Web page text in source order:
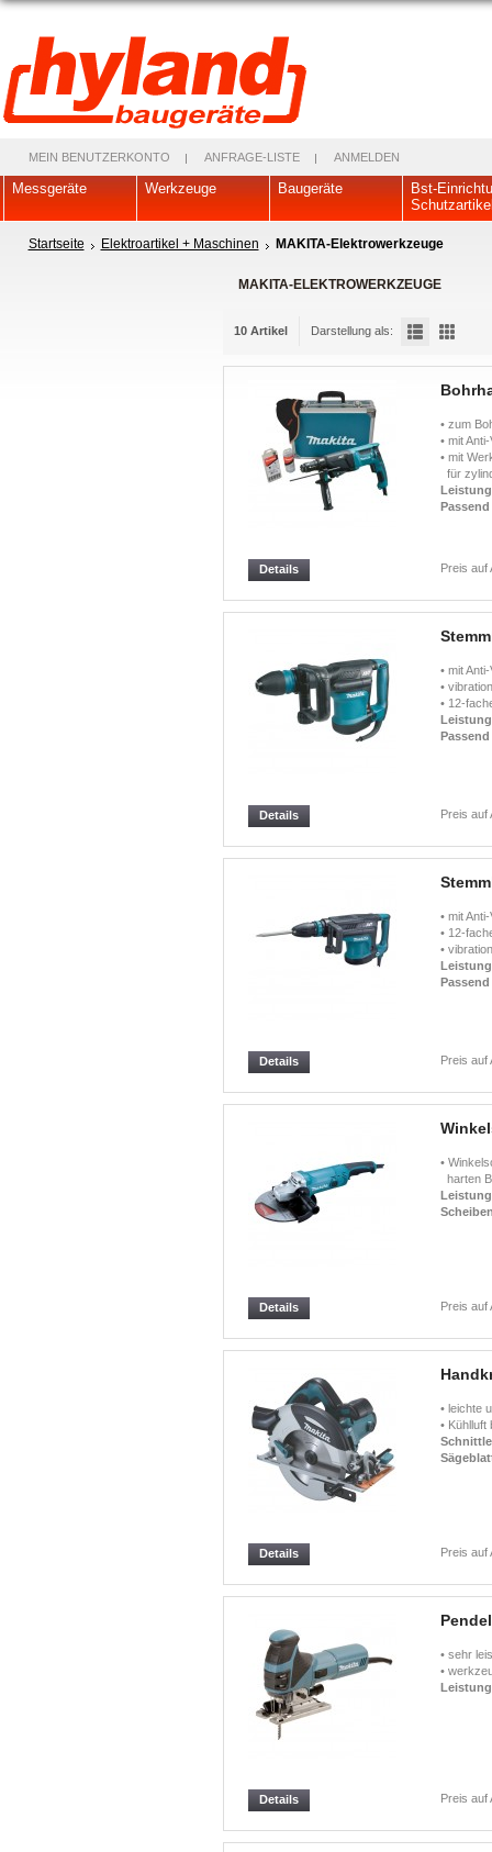
MEIN BENUTZERKONTO ANFRAGE-LISTE ANMELDEN
Messgeräte Werkzeuge Baugeräte
Bst-
Startseite Elektroartikel + Maschinen MAKITA-Elektrowerkzeuge
MAKITA-ELEKTROWERKZEUGE
10 Artikel Darstellung als:
• zum
• mit
• mit
für
Preis auf
Details
• mit
•
• 12-
Preis auf
Details
• mit
• 12-
•
Preis auf
Details
•
harten
Preis auf
Details
• leichte
• Kühlluft
Preis auf
Details
• sehr
•
Preis auf
Details